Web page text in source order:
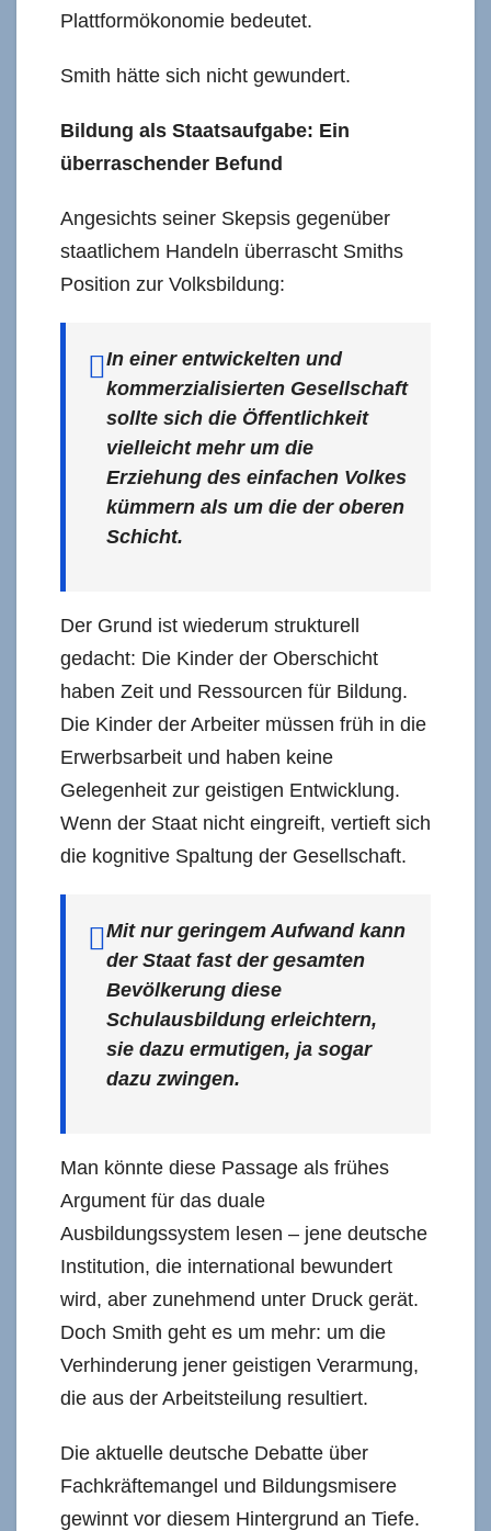
Plattformökonomie bedeutet.
Smith hätte sich nicht gewundert.
Bildung als Staatsaufgabe: Ein
überraschender Befund
Angesichts seiner Skepsis gegenüber
staatlichem Handeln überrascht Smiths
Position zur Volksbildung:
In einer entwickelten und
kommerzialisierten Gesellschaft
sollte sich die Öffentlichkeit
vielleicht mehr um die
Erziehung des einfachen Volkes
kümmern als um die der oberen
Schicht.
Der Grund ist wiederum strukturell
gedacht: Die Kinder der Oberschicht
haben Zeit und Ressourcen für Bildung.
Die Kinder der Arbeiter müssen früh in die
Erwerbsarbeit und haben keine
Gelegenheit zur geistigen Entwicklung.
Wenn der Staat nicht eingreift, vertieft sich
die kognitive Spaltung der Gesellschaft.
Mit nur geringem Aufwand kann
der Staat fast der gesamten
Bevölkerung diese
Schulausbildung erleichtern,
sie dazu ermutigen, ja sogar
dazu zwingen.
Man könnte diese Passage als frühes
Argument für das duale
Ausbildungssystem lesen – jene deutsche
Institution, die international bewundert
wird, aber zunehmend unter Druck gerät.
Doch Smith geht es um mehr: um die
Verhinderung jener geistigen Verarmung,
die aus der Arbeitsteilung resultiert.
Die aktuelle deutsche Debatte über
Fachkräftemangel und Bildungsmisere
gewinnt vor diesem Hintergrund an Tiefe.